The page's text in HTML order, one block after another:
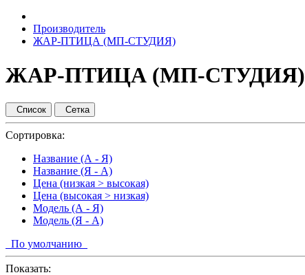
Производитель
ЖАР-ПТИЦА (МП-СТУДИЯ)
ЖАР-ПТИЦА (МП-СТУДИЯ)
Список Сетка
Сортировка:
Название (А - Я)
Название (Я - А)
Цена (низкая > высокая)
Цена (высокая > низкая)
Модель (А - Я)
Модель (Я - А)
По умолчанию
Показать: